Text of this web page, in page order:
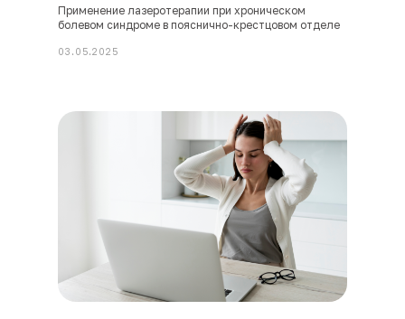
Применение лазеротерапии при хроническом
болевом синдроме в пояснично-крестцовом отделе
03.05.2025